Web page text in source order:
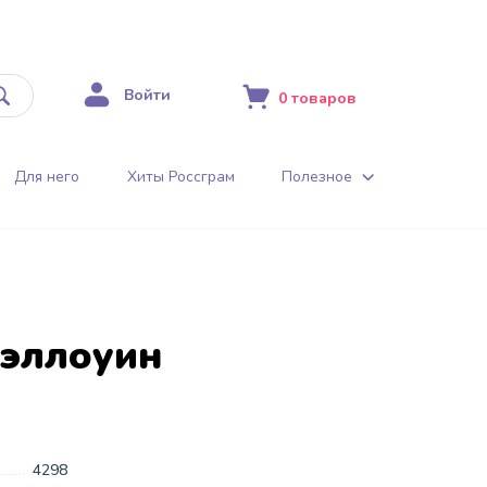
Войти 0 товаров
Для него Хиты Россграм Полезное
4298